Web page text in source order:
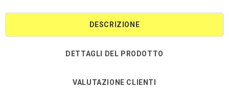
DESCRIZIONE
DETTAGLI DEL PRODOTTO
VALUTAZIONE CLIENTI